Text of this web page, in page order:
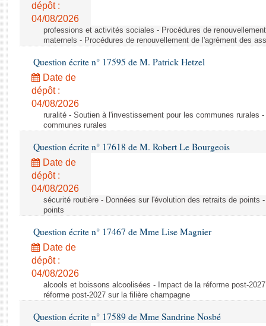
dépôt :
04/08/2026
professions et activités sociales - Procédures de
maternels - Procédures de renouvellement de l'agrément des
Question écrite n° 17595 de M. Patrick Hetzel
Date de
dépôt :
04/08/2026
ruralité - Soutien à l'investissement pour les communes rurales
communes rurales
Question écrite n° 17618 de M. Robert Le Bourgeois
Date de
dépôt :
04/08/2026
sécurité routière - Données sur l'évolution des retraits de points
points
Question écrite n° 17467 de Mme Lise Magnier
Date de
dépôt :
04/08/2026
alcools et boissons alcoolisées - Impact de la réforme post-
réforme post-2027 sur la filière champagne
Question écrite n° 17589 de Mme Sandrine Nosbé